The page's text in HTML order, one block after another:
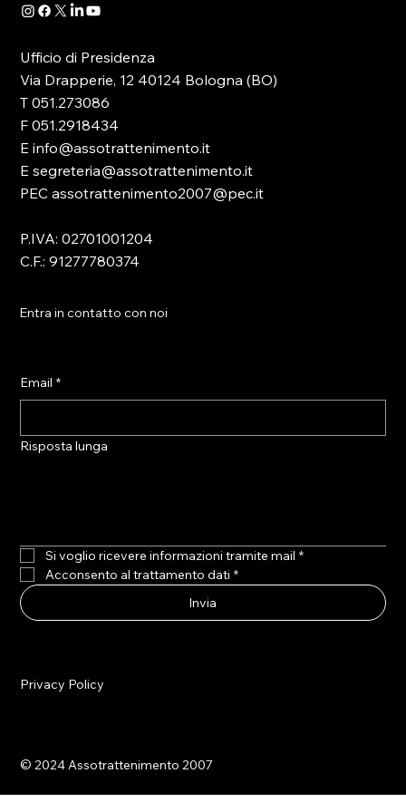
Ufficio di Presidenza
Via Drapperie, 12 40124 Bologna (BO)
T 051.273086
F 051.2918434
E info@assotrattenimento.it
E segreteria@assotrattenimento.it
PEC assotrattenimento2007@pec.it
P.IVA: 02701001204
C.F.: 91277780374
Entra in contatto con noi
Email *
Risposta lunga
Si voglio ricevere informazioni tramite mail *
Acconsento al trattamento dati *
Invia
Privacy Policy
© 2024 Assotrattenimento 2007